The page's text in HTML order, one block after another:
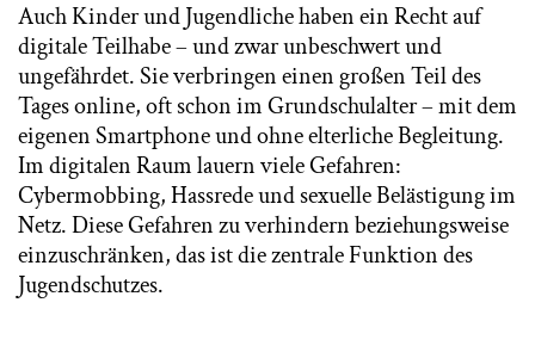
Auch Kinder und Jugendliche haben ein Recht auf
digitale Teilhabe – und zwar unbeschwert und
ungefährdet. Sie verbringen einen großen Teil des
Tages online, oft schon im Grundschulalter – mit dem
eigenen Smartphone und ohne elterliche Begleitung.
Im digitalen Raum lauern viele Gefahren:
Cybermobbing, Hassrede und sexuelle Belästigung im
Netz. Diese Gefahren zu verhindern beziehungsweise
einzuschränken, das ist die zentrale Funktion des
Jugendschutzes.